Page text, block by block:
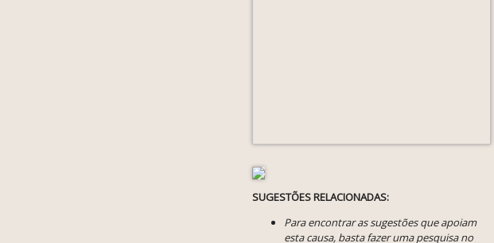
SUGESTÕES RELACIONADAS:
Para encontrar as sugestões que apoiam
esta causa, basta fazer uma pesquisa no